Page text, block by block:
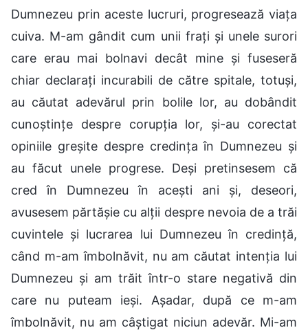
Dumnezeu prin aceste lucruri, progresează viața
cuiva. M-am gândit cum unii frați și unele surori
care erau mai bolnavi decât mine și fuseseră
chiar declarați incurabili de către spitale, totuși,
au căutat adevărul prin bolile lor, au dobândit
cunoștințe despre corupția lor, și-au corectat
opiniile greșite despre credința în Dumnezeu și
au făcut unele progrese. Deși pretinsesem că
cred în Dumnezeu în acești ani și, deseori,
avusesem părtășie cu alții despre nevoia de a trăi
cuvintele și lucrarea lui Dumnezeu în credință,
când m-am îmbolnăvit, nu am căutat intenția lui
Dumnezeu și am trăit într-o stare negativă din
care nu puteam ieși. Așadar, după ce m-am
îmbolnăvit, nu am câștigat niciun adevăr. Mi-am